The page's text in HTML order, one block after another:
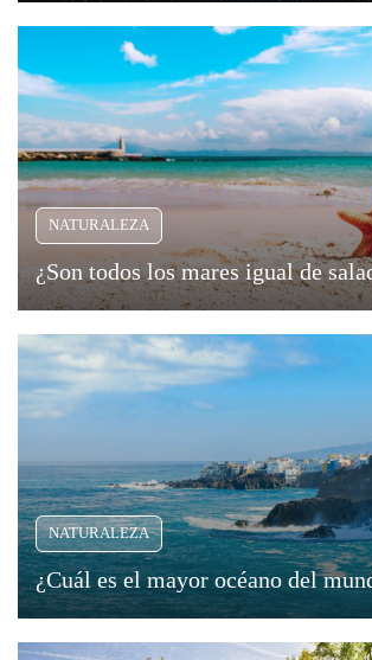
NATURALEZA
¿Son todos los mares igual de
NATURALEZA
¿Cuál es el mayor océano del